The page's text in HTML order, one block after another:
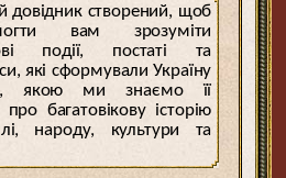
довідник створений, щоб
вам зрозуміти
події, постаті та
які сформували Україну
якою ми знаємо її
про багатовікову історію
народу, культури та